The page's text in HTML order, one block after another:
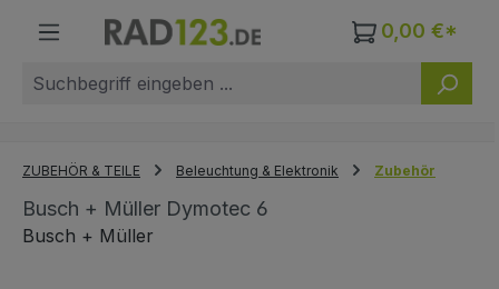
Zum Hauptinhalt springen 0,00 €*
ZUBEHÖR & TEILE Beleuchtung & Elektronik Zubehör
Busch + Müller Dymotec 6
Busch + Müller